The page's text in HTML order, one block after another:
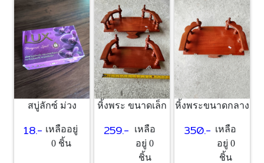
สบู่ลักซ์ ม่วง
18.- เหลืออยู่
0 ชิ้น
หิ้งพระ ขนาดเล็ก
259.-
เหลือ
อยู่ 0
ชิ้น
หิ้งพระขนาดกลาง
350.- เหลือ
อยู่ 0
ชิ้น